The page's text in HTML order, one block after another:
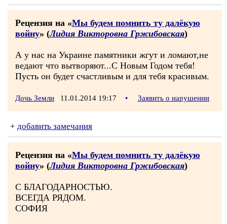
Рецензия на «Мы будем помнить ту далёкую
войну» (Лидия Викторовна Гржибовская)
А у нас на Украине памятники жгут и ломают,не
ведают что вытворяют...С Новым Годом тебя!
Пусть он будет счастливым и для тебя красивым.
Дочь Земли 11.01.2014 19:17 • Заявить о нарушении
+ добавить замечания
Рецензия на «Мы будем помнить ту далёкую
войну» (Лидия Викторовна Гржибовская)
С БЛАГОДАРНОСТЬЮ.
ВСЕГДА РЯДОМ.
СОФИЯ